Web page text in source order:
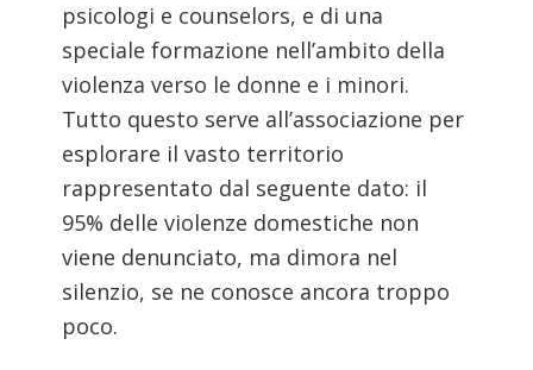
psicologi e counselors, e di una
speciale formazione nell’ambito della
violenza verso le donne e i minori.
Tutto questo serve all’associazione per
esplorare il vasto territorio
rappresentato dal seguente dato: il
95% delle violenze domestiche non
viene denunciato, ma dimora nel
silenzio, se ne conosce ancora troppo
poco.